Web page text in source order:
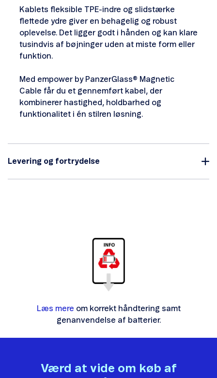
Kablets fleksible TPE-indre og slidstærke
flettede ydre giver en behagelig og robust
oplevelse. Det ligger godt i hånden og kan klare
tusindvis af bøjninger uden at miste form eller
funktion.
Med empower by PanzerGlass® Magnetic
Cable får du et gennemført kabel, der
kombinerer hastighed, holdbarhed og
funktionalitet i én stilren løsning.
Levering og fortrydelse
Læs mere om korrekt håndtering samt
genanvendelse af batterier.
Værd at vide om køb af